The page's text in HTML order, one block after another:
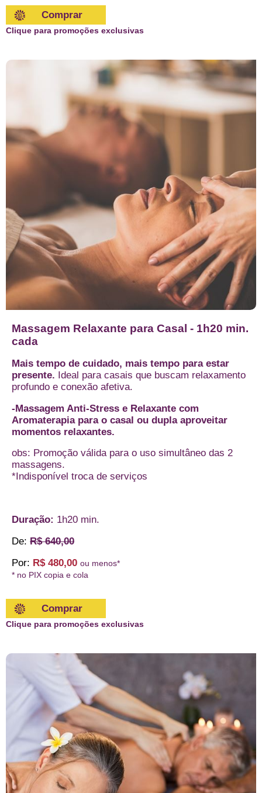
Comprar
Clique para promoções exclusivas
Massagem Relaxante para Casal - 1h20 min.
cada
Mais tempo de cuidado, mais tempo para estar
presente. Ideal para casais que buscam relaxamento
profundo e conexão afetiva.
-Massagem Anti-Stress e Relaxante com
Aromaterapia para o casal ou dupla aproveitar
momentos relaxantes.
obs: Promoção válida para o uso simultâneo das 2
massagens.
*Indisponível troca de serviços
Duração: 1h20 min.
De: R$ 640,00
Por: R$ 480,00 ou menos*
* no PIX copia e cola
Comprar
Clique para promoções exclusivas